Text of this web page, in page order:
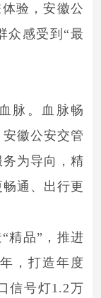
验，安徽公
众感受到“最
脉。血脉畅
徽公安交管
为导向，精
通、出行更
精品”，推进
，打造年度
信号灯1.2万